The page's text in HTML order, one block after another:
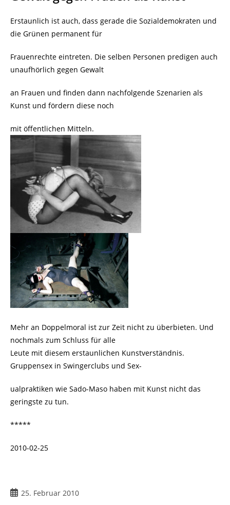
Erstaunlich ist auch, dass gerade die Sozialdemokraten und
die Grünen permanent für
Frauenrechte eintreten. Die selben Personen predigen auch
unaufhörlich gegen Gewalt
an Frauen und finden dann nachfolgende Szenarien als
Kunst und fördern diese noch
mit öffentlichen Mitteln.
Mehr an Doppelmoral ist zur Zeit nicht zu überbieten. Und
nochmals zum Schluss für alle
Leute mit diesem erstaunlichen Kunstverständnis.
Gruppensex in Swingerclubs und Sex-
ualpraktiken wie Sado-Maso haben mit Kunst nicht das
geringste zu tun.
*****
2010-02-25
Beitrag
25. Februar 2010